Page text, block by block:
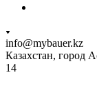
info@mybauer.kz
Казахстан, город
14